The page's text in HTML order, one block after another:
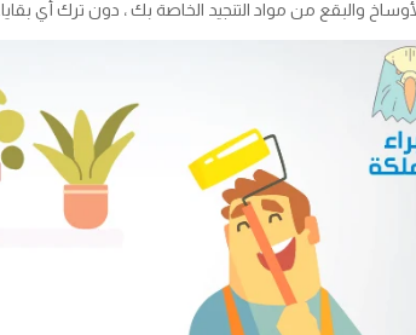
الأوساخ والبقع من مواد التنجيد الخاصة بك ، دون ترك أي بقايا.